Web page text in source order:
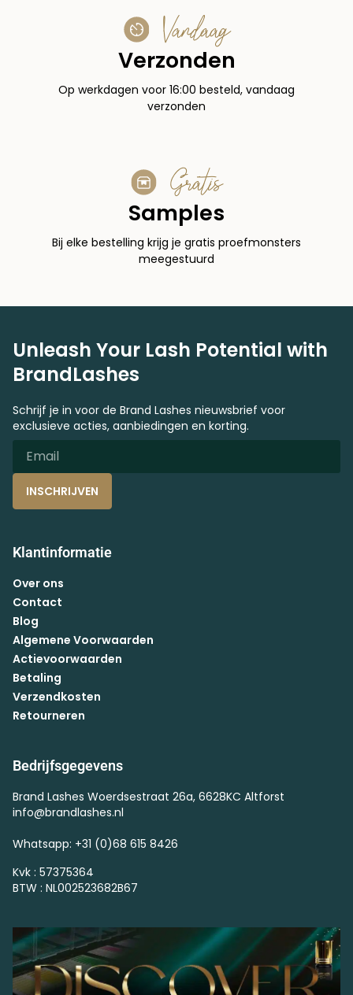
Vandaag
Verzonden
Op werkdagen voor 16:00 besteld, vandaag
verzonden
Gratis
Samples
Bij elke bestelling krijg je gratis proefmonsters
meegestuurd
Unleash Your Lash Potential with
BrandLashes
Schrijf je in voor de Brand Lashes nieuwsbrief voor
exclusieve acties, aanbiedingen en korting.
INSCHRIJVEN
Klantinformatie
Over ons
Contact
Blog
Algemene Voorwaarden
Actievoorwaarden
Betaling
Verzendkosten
Retourneren
Bedrijfsgegevens
Brand Lashes Woerdsestraat 26a, 6628KC Altforst
info@brandlashes.nl
Whatsapp: +31 (0)68 615 8426
Kvk : 57375364
BTW : NL002523682B67